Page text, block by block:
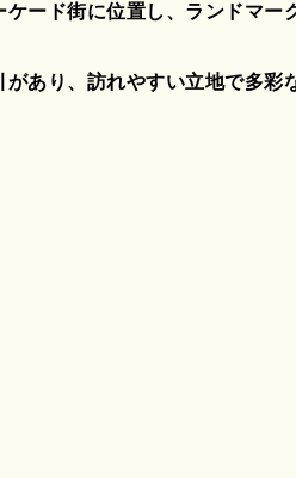
ケード街に位置し、ランドマー
があり、訪れやすい立地で多彩